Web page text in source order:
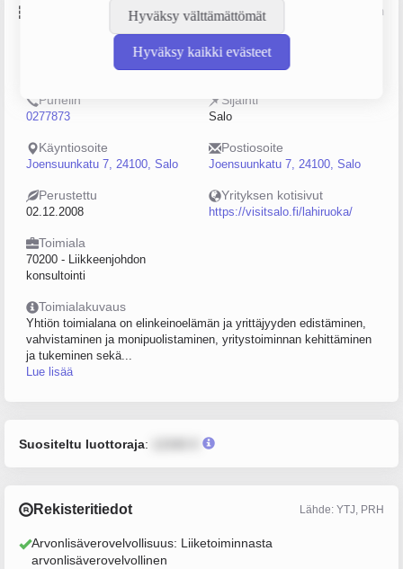
Hyväksy välttämättömät
Hyväksy kaikki evästeet
Lähde: YTJ, PRH, Traficom
Henkilöstömäärä
10–19
Puhelin
0277873
Sijainti
Salo
Käyntiosoite
Joensuunkatu 7, 24100, Salo
Postiosoite
Joensuunkatu 7, 24100, Salo
Perustettu
02.12.2008
Yrityksen kotisivut
https://visitsalo.fi/lahiruoka/
Toimiala
70200 - Liikkeenjohdon
konsultointi
Toimialakuvaus
Yhtiön toimialana on elinkeinoelämän ja yrittäjyyden edistäminen,
vahvistaminen ja monipuolistaminen, yritystoiminnan kehittäminen
ja tukeminen sekä...
Lue lisää
Suositeltu luottoraja:
Rekisteritiedot Lähde: YTJ, PRH
Arvonlisäverovelvollisuus: Liiketoiminnasta
arvonlisäverovelvollinen